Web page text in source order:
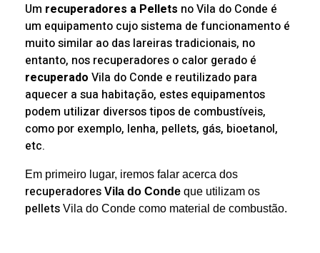
Um recuperadores a Pellets no Vila do Conde é
um equipamento cujo sistema de funcionamento é
muito similar ao das lareiras tradicionais, no
entanto, nos recuperadores o calor gerado é
recuperado Vila do Conde e reutilizado para
aquecer a sua habitação, estes equipamentos
podem utilizar diversos tipos de combustíveis,
como por exemplo, lenha, pellets, gás, bioetanol,
etc.
Em primeiro lugar, iremos falar acerca dos
recuperadores Vila do Conde que utilizam os
pellets Vila do Conde como material de combustão.